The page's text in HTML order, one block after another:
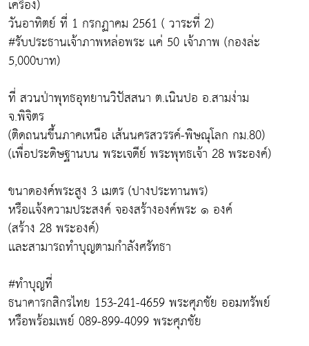
เครื่อง)
วันอาทิตย์ ที่ 1 กรกฏาคม 2561 ( วาระที่ 2)
#รับประธานเจ้าภาพหล่อพระ เเค่ 50 เจ้าภาพ (กองล่ะ
5,000บาท)
ที่ สวนป่าพุทธอุทยานวิปัสสนา ต.เนินปอ อ.สามง่าม
จ.พิจิตร
(ติดถนนขึ้นภาคเหนือ เส้นนครสวรรค์-พิษณุโลก กม.80)
(เพื่อประดิษฐานบน พระเจดีย์ พระพุทธเจ้า 28 พระองค์)
ขนาดองค์พระสูง 3 เมตร (ปางประทานพร)
หรือเเจ้งความประสงค์ จองสร้างองค์พระ ๑ องค์
(สร้าง 28 พระองค์)
เเละสามารถทำบุญตามกำลังศรัทธา
#ทำบุญที่
ธนาคารกสิกรไทย 153-241-4659 พระศุภชัย ออมทรัพย์
หรือพร้อมเพย์ 089-899-4099 พระศุภชัย